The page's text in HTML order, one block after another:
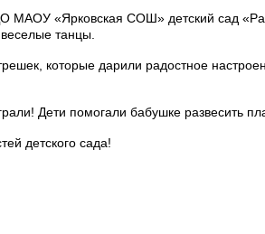
«Ярковская СОШ» детский сад
танцы.
которые дарили радостное
Дети помогали бабушке развесить
детского сада!